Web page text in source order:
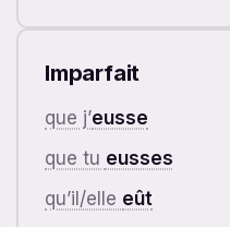
Imparfait
que j’eusse
que tu eusses
qu’il/elle eût